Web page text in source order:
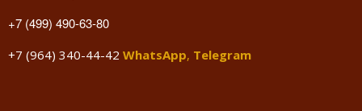
+7 (499) 490-63-80
+7 (964) 340-44-42 WhatsApp, Telegram